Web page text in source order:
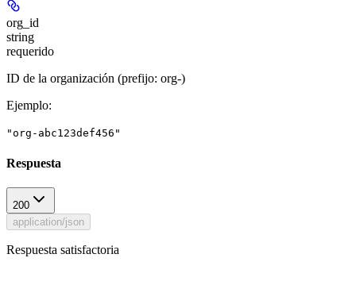
org_id
string
requerido
ID de la organización (prefijo: org-)
Ejemplo:
"org-abc123def456"
Respuesta
200
application/json
Respuesta satisfactoria